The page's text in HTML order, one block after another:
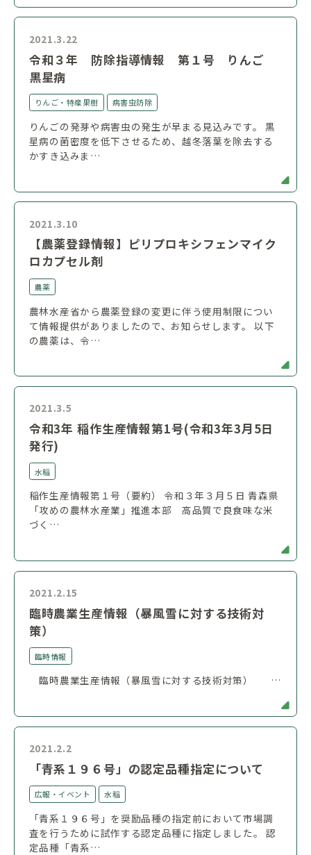
2021.3.22
令和３年 防除指導情報 第１号 りんご
黒星病
りんご・特産果樹 病害虫防除
りんごの発芽や病害虫の発生が早まる見込みです。 黒
星病の菌密度を低下させるため、越冬落葉を除去する
かすき込みま…
2021.3.10
【農薬登録情報】ピリプロキシフェンマイク
ロカプセル剤
農薬
農林水産省から農薬登録の変更に伴う使用制限につい
て情報提供がありましたので、お知らせします。 以下
の農薬は、令…
2021.3.5
令和3年 稲作生産情報第1号(令和3年3月5日
発行)
水稲
稲作生産情報第１号（要約） 令和３年３月５日 青森県
「攻めの農林水産業」推進本部 高品質で良食味な米
づく…
2021.2.15
臨時農業生産情報（暴風雪に対する技術対
策）
臨時情報
臨時農業生産情報（暴風雪に対する技術対策） …
2021.2.2
「青系１９６号」の認定品種指定について
広報・イベント 水稲
「青系１９６号」を奨励品種の指定前において市場調
査を行うために試作する認定品種に指定しました。 認
定品種「青系…